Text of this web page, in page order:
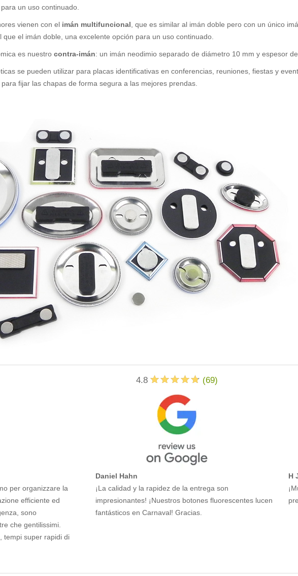
un uso continuado.
vienen con el imán multifuncional, que es similar al imán doble pero con un único
que el imán doble, una excelente opción para un uso continuado.
es nuestro contra-imán: un imán neodimio separado de diámetro 10 mm y espesor
se pueden utilizar para placas identificativas en conferencias, reuniones, fiestas y
fijar las chapas de forma segura a las mejores prendas.
4.8 (69)
per organizzare la
efficiente ed
sono
che gentilissimi.
tempi super rapidi di
Daniel Hahn
¡La calidad y la rapidez de la entrega son
impresionantes! ¡Nuestros botones fluorescentes lucen
fantásticos en Carnaval! Gracias.
H